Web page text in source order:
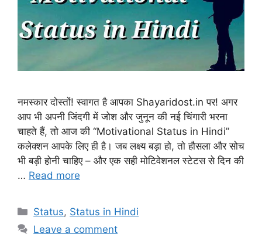
नमस्कार दोस्तों! स्वागत है आपका Shayaridost.in पर! अगर
आप भी अपनी जिंदगी में जोश और जुनून की नई चिंगारी भरना
चाहते हैं, तो आज की “Motivational Status in Hindi”
कलेक्शन आपके लिए ही है। जब लक्ष्य बड़ा हो, तो हौसला और सोच
भी बड़ी होनी चाहिए – और एक सही मोटिवेशनल स्टेटस से दिन की
… Read more
Categories
Status, Status in Hindi
Leave a comment